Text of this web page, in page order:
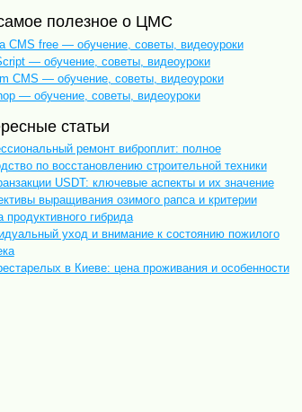
самое полезное о ЦМС
CMS free — обучение, советы, видеоуроки
— обучение, советы, видеоуроки
CMS — обучение, советы, видеоуроки
— обучение, советы, видеоуроки
статьи
ремонт виброплит: полное
по восстановлению строительной техники
USDT: ключевые аспекты и их значение
выращивания озимого рапса и критерии
продуктивного гибрида
уход и внимание к состоянию пожилого
в Киеве: цена проживания и особенности